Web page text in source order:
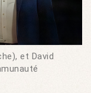
et David